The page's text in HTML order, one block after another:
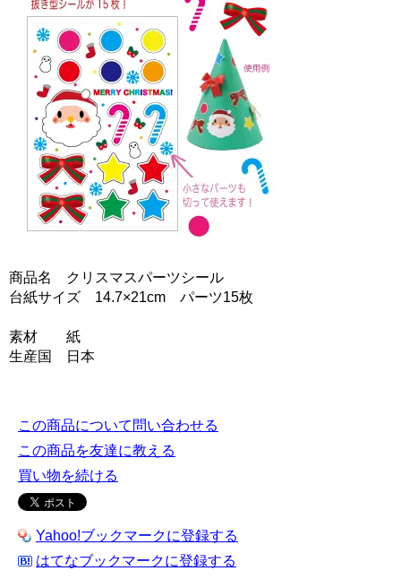
商品名 クリスマスパーツシール
台紙サイズ 14.7×21cm パーツ15枚
素材 紙
生産国 日本
この商品について問い合わせる
この商品を友達に教える
買い物を続ける
Yahoo!ブックマークに登録する
はてなブックマークに登録する